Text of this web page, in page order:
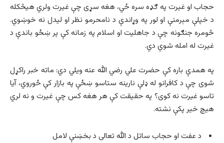
حجاب او غیرت په ګډه سره ځي، هغه سړی چې غیرت ولري هيڅکله
د خپلې مېرمنې او لور په وړاندې د نامحرمو نظر او لیدل نه خوښوي.
څومره جنګونه چې د جاهليت او اسلام په زمانه کې پر ښځو باندې د
غیرت له امله شوي دي.
په همدې باره کې حضرت علي رضي الله عنه ویلي دي: ماته خبر راکړل
شوی چې د کافرانو له ډلې نارینه ستاسو ښځې په بازار کې ځوروي، آیا
تاسو غیرت نه کوی؟ په حقیقت کې هر هغه کس چې غیرت و نه لري
هیچ خیر پکې نشته.
د عفت او حجاب ساتل د الله تعالی د بخښنې لامل